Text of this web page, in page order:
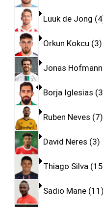
Luuk de Jong 4
Orkun Kokcu 3
Jonas Hofmann
Borja Iglesias 3
Ruben Neves 7
David Neres 3
Thiago Silva 15
Sadio Mane 11